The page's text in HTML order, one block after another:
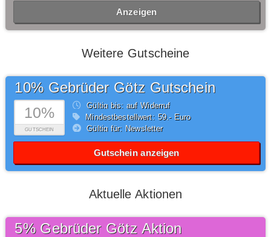
Anzeigen
Weitere Gutscheine
10%
GUTSCHEIN
10% Gebrüder Götz Gutschein
Gültig bis: auf Widerruf
Mindestbestellwert: 59,- Euro
Gültig für: Newsletter
Gutschein anzeigen
Aktuelle Aktionen
5% Gebrüder Götz Aktion